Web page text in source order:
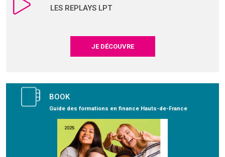
LES REPLAYS LPT
JE DÉCOUVRE
BOOK
Guide des formations en finance Hauts-de-France